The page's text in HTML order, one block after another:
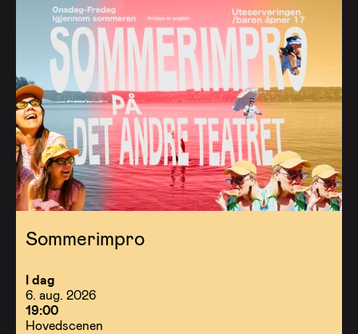
Sommerimpro
I dag
6. aug. 2026
19:00
Hovedscenen